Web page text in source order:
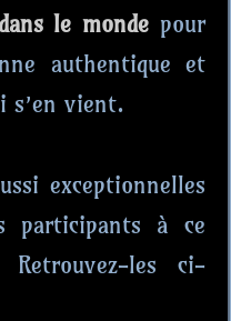
le monde pour
authentique et
s’en vient.
exceptionnelles
participants à ce
Retrouvez-les ci-